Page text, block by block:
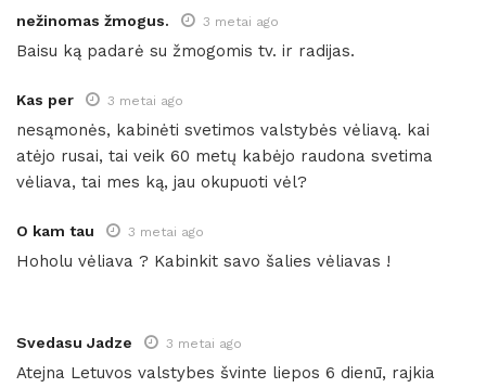
nežinomas žmogus. 3 metai ago
Baisu ką padarė su žmogomis tv. ir radijas.
Kas per 3 metai ago
nesąmonės, kabinėti svetimos valstybės vėliavą. kai
atėjo rusai, tai veik 60 metų kabėjo raudona svetima
vėliava, tai mes ką, jau okupuoti vėl?
O kam tau 3 metai ago
Hoholu vėliava ? Kabinkit savo šalies vėliavas !
Svedasu Jadze 3 metai ago
Atejna Letuvos valstybes švinte liepos 6 dienū, rajkia